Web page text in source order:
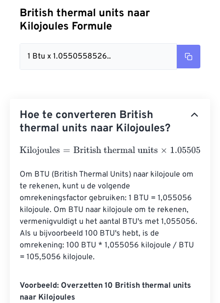
British thermal units naar
Kilojoules Formule
1 Btu x 1.0550558526..
Hoe te converteren British
thermal units naar Kilojoules?
Kilojoules=British thermal units× 1.0550558526
Om BTU (British Thermal Units) naar kilojoule om
te rekenen, kunt u de volgende
omrekeningsfactor gebruiken: 1 BTU = 1,055056
kilojoule. Om BTU naar kilojoule om te rekenen,
vermenigvuldigt u het aantal BTU's met 1,055056.
Als u bijvoorbeeld 100 BTU's hebt, is de
omrekening: 100 BTU * 1,055056 kilojoule / BTU
= 105,5056 kilojoule.
Voorbeeld: Overzetten 10 British thermal units
naar Kilojoules